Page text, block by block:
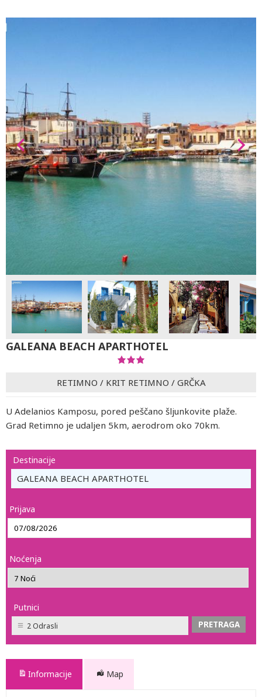
GALEANA BEACH APARTHOTEL
RETIMNO / KRIT RETIMNO / GRČKA
U Adelanios Kamposu, pored peščano šljunkovite plaže.
Grad Retimno je udaljen 5km, aerodrom oko 70km.
Destinacije
GALEANA BEACH APARTHOTEL
Prijava
Noćenja
Putnici
2 Odrasli
Informacije Map